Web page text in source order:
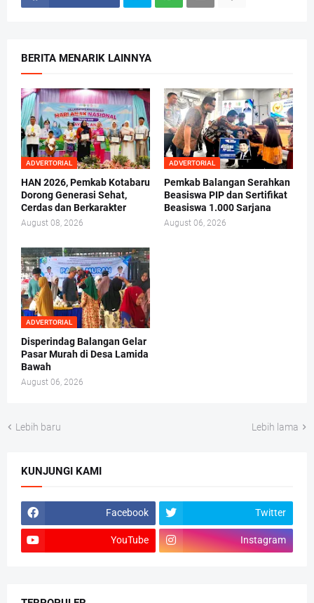
BERITA MENARIK LAINNYA
ADVERTORIAL
HAN 2026, Pemkab Kotabaru
Dorong Generasi Sehat,
Cerdas dan Berkarakter
August 08, 2026
ADVERTORIAL
Pemkab Balangan Serahkan
Beasiswa PIP dan Sertifikat
Beasiswa 1.000 Sarjana
August 06, 2026
ADVERTORIAL
Disperindag Balangan Gelar
Pasar Murah di Desa Lamida
Bawah
August 06, 2026
Lebih baru Lebih lama
KUNJUNGI KAMI
Facebook Twitter
YouTube Instagram